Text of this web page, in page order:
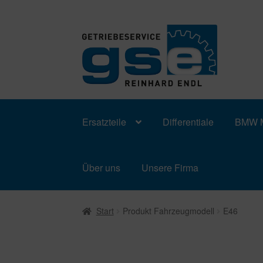
Zur
Navigation
springen
Zum
Inhalt
springen
Ersatzteile Differentiale BMW
Über uns Unsere Firma
Start Produkt Fahrzeugmodell E46